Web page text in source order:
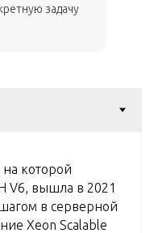
задачу
которой
V6, вышла в 2021
в серверной
Xeon Scalable